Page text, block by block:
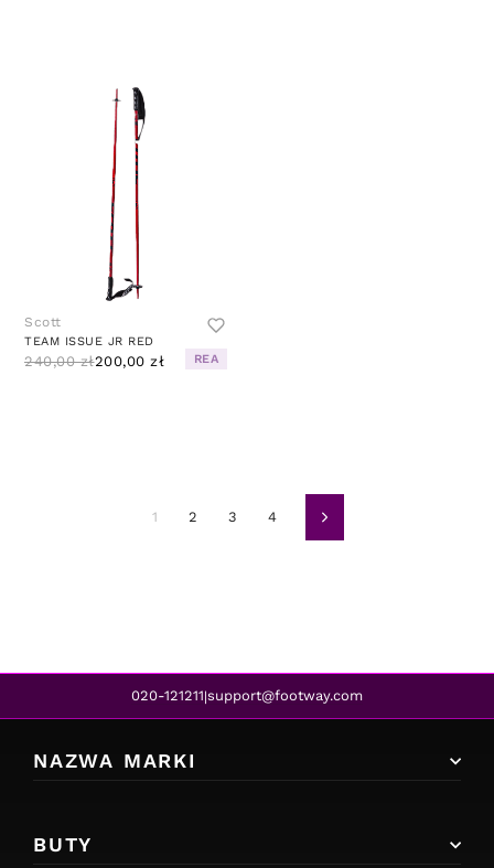
Scott
TEAM ISSUE JR RED
240,00 zł200,00 zł REA
1 2 3 4 Dalej
020-121211|support@footway.com
NAZWA MARKI
BUTY